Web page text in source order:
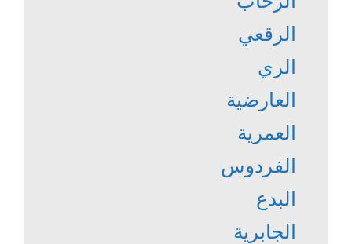
الرقعي
الري
العارضية
العمرية
الفردوس
البدع
الجابرية